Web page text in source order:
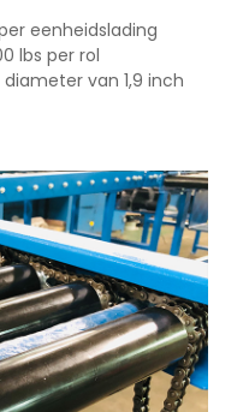
eenheidslading
lbs per rol
van 1,9 inch